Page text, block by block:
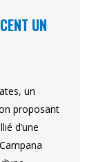
UN
un
proposant
d’une